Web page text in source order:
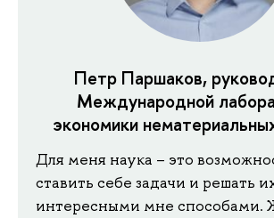
Петр Паршаков,
Международной
экономики
Для меня наука – это
ставить себе задачи и решать
интересными мне способами.